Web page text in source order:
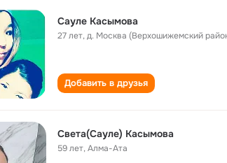
Сауле Касымова
27 лет,д. Москва (Верхошижемский
Добавить в друзья
Света(Сауле) Касымова
59 лет,Алма-Ата